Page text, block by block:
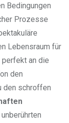
Bedingungen
Prozesse
Lebensraum für
an die
den
den schroffen